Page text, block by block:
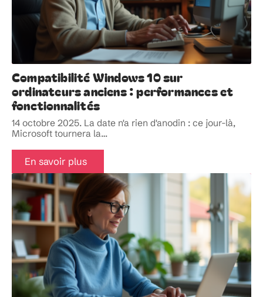
Compatibilité Windows 10 sur
ordinateurs anciens : performances et
fonctionnalités
14 octobre 2025. La date n'a rien d'anodin : ce jour-là,
Microsoft tournera la…
En savoir plus